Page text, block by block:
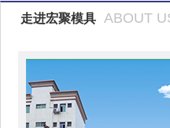
走进宏聚模具 ABOUT